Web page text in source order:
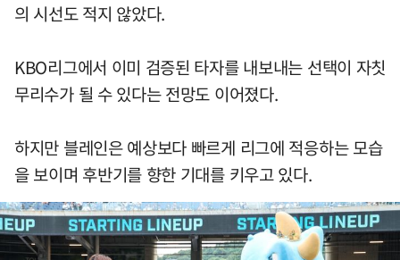
의 시선도 적지 않았다.
KBO리그에서 이미 검증된 타자를 내보내는 선택이 자칫
무리수가 될 수 있다는 전망도 이어졌다.
하지만 블레인은 예상보다 빠르게 리그에 적응하는 모습
을 보이며 후반기를 향한 기대를 키우고 있다.